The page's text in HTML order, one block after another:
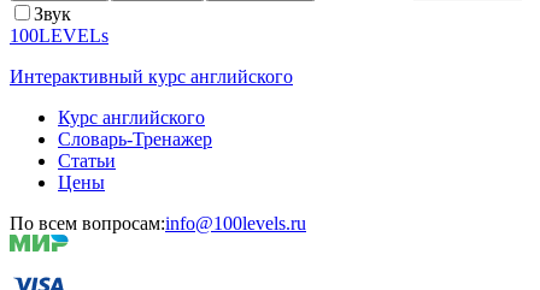
Звук
100LEVELs
Интерактивный курс английского
Курс английского
Словарь-Тренажер
Статьи
Цены
По всем вопросам:info@100levels.ru